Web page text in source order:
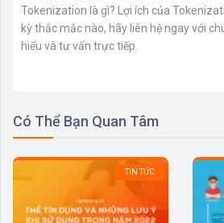
Tokenization là gì? Lợi ích của
kỳ thắc mắc nào, hãy liên hệ ngay với
hiểu và tư vấn trực tiếp.
Có Thể Bạn Quan Tâm
TIN TỨC